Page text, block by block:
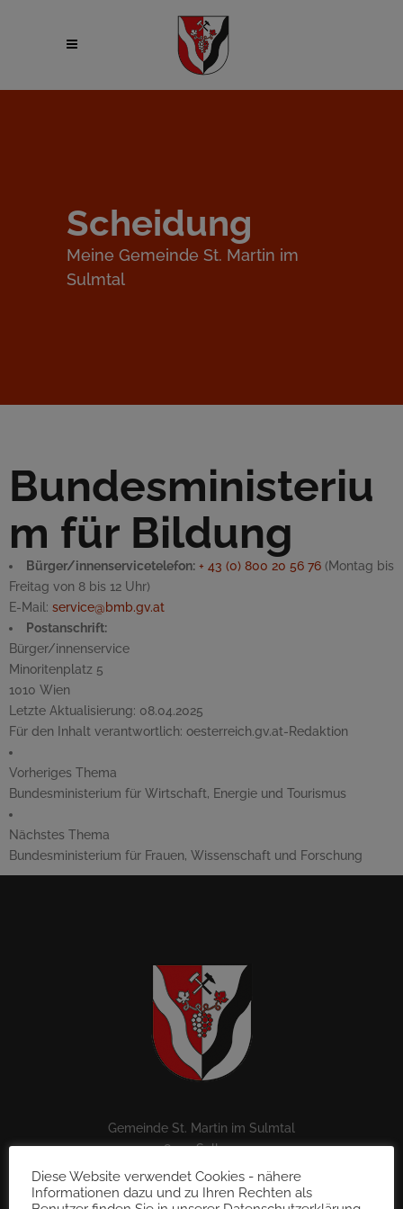
Scheidung
Meine Gemeinde St. Martin im
Sulmtal
Bundesministeriu
m für Bildung
Bürger/innenservicetelefon: + 43 (0) 800 20 56 76 (Montag bis
Freitag von 8 bis 12 Uhr)
E-Mail : service@bmb.gv.at
Postanschrift:
Bürger/innenservice
Minoritenplatz 5
1010 Wien
Letzte Aktualisierung: 08.04.2025
Für den Inhalt verantwortlich: oesterreich.gv.at-Redaktion
Vorheriges Thema
Bundesministerium für Wirtschaft, Energie und Tourismus
Nächstes Thema
Bundesministerium für Frauen, Wissenschaft und Forschung
Gemeinde St. Martin im Sulmtal
8543 Sulb 72
gde@st-martin-sulmtal.gv.at
Tel.: 03465 70 50
Diese Website verwendet Cookies - nähere
Informationen dazu und zu Ihren Rechten als